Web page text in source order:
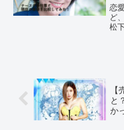
恋
ど
松
と
か